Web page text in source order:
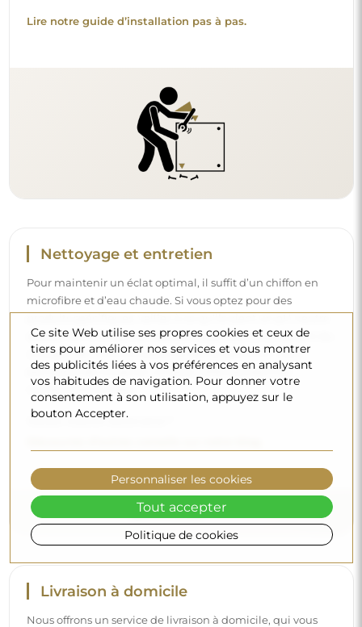
Lire notre guide d’installation pas à pas.
Nettoyage et entretien
Pour maintenir un éclat optimal, il suffit d’un chiffon en
microfibre et d’eau chaude. Si vous optez pour des
(autour de 7). Évitez les nettoyants puissants contenant du
vinaigre, de l’ammoniaque ou des acides forts – cela
permettra de conserver un beau reflet pendant de
nombreuses années.
Voulez-vous en savoir plus ?
Livraison à domicile
Nous offrons un service de livraison à domicile, qui vous
Ce site Web utilise ses propres cookies et ceux de
tiers pour améliorer nos services et vous montrer
des publicités liées à vos préférences en analysant
vos habitudes de navigation. Pour donner votre
consentement à son utilisation, appuyez sur le
bouton Accepter.
Politique de cookies
Personnaliser les cookies
Tout accepter